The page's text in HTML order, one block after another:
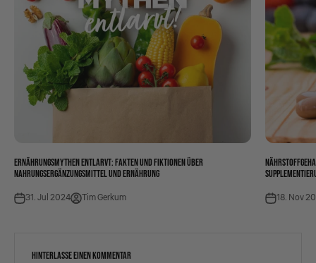
ERNÄHRUNGSMYTHEN ENTLARVT: FAKTEN UND FIKTIONEN ÜBER
NAHRUNGSERGÄNZUNGSMITTEL UND ERNÄHRUNG
31. Jul 2024
Tim Gerkum
18. Nov
HINTERLASSE EINEN KOMMENTAR